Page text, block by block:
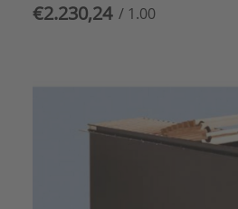
€2.230,24 / 1.00